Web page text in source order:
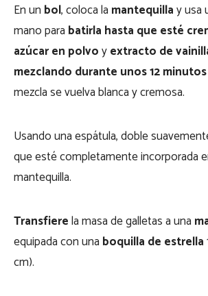
En un bol, coloca la mantequillay usa
mano para batirla hasta que esté
azúcar en polvoyextracto de
mezclando durante unos 12 minutos
mezcla se vuelva blanca y cremosa.
Usando una espátula, doble
que esté completamente incorporada
mantequilla.
Transfierela masa de galletas a una
equipada con una boquilla de estrella
cm).